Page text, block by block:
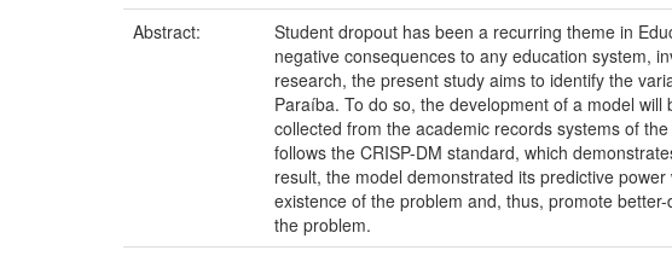
Abstract:
Student dropout has been a recurring theme in
negative consequences to any education system,
research, the present study aims to identify the
Paraíba. To do so, the development of a model
collected from the academic records systems of
follows the CRISP-DM standard, which
result, the model demonstrated its predictive
existence of the problem and, thus, promote
the problem.